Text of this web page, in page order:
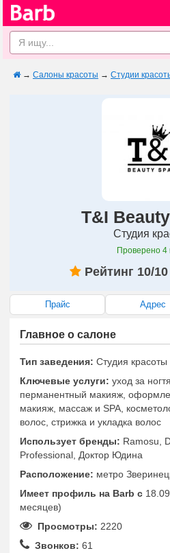
→ Салоны красоты → Студии
T&I
Студия
Проверено 4
Рейтинг 10/10
Прайс Адрес
Главное о салоне
Тип заведения: Студия красоты
Ключевые услуги: уход за
перманентный макияж,
макияж, массаж и SPA,
волос, стрижка и укладка волос
Использует бренды: Ramosu,
Professional, Доктор Юдина
Расположение: метро
Имеет профиль на Barb c
месяцев)
Просмотры: 2220
Звонков: 61